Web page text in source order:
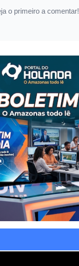
o primeiro a comentar!